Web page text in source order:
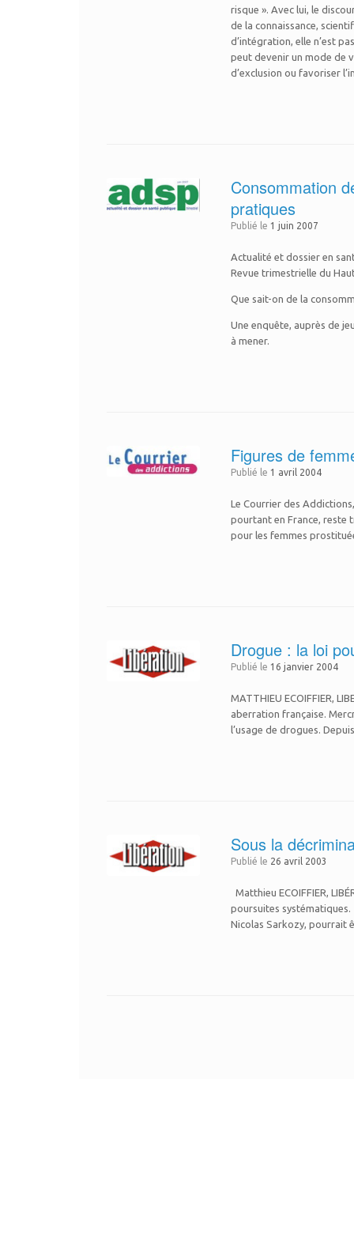
risque ». Avec lui, le
de la connaissance,
d’intégration, elle n’est
peut devenir un mode de
d’exclusion ou favoriser
Consommation
pratiques
Publié le 1 juin 2007
Actualité et dossier en
Revue trimestrielle du
Que sait-on de la
Une enquête, auprès de
à mener.
Figures de
Publié le 1 avril 2004
Le Courrier des
pourtant en France, reste
pour les femmes
Drogue : la loi
Publié le 16 janvier 2004
MATTHIEU ECOIFFIER,
aberration française.
l’usage de drogues.
Sous la
Publié le 26 avril 2003
Matthieu ECOIFFIER,
poursuites
Nicolas Sarkozy, pourrait